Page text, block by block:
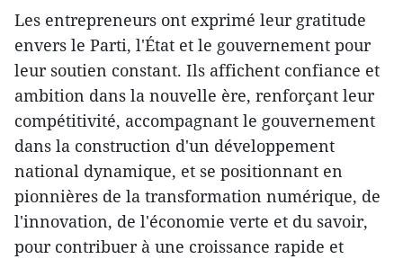
Les entrepreneurs ont exprimé leur gratitude
envers le Parti, l'État et le gouvernement pour
leur soutien constant. Ils affichent confiance et
ambition dans la nouvelle ère, renforçant leur
compétitivité, accompagnant le gouvernement
dans la construction d'un développement
national dynamique, et se positionnant en
pionnières de la transformation numérique, de
l'innovation, de l'économie verte et du savoir,
pour contribuer à une croissance rapide et